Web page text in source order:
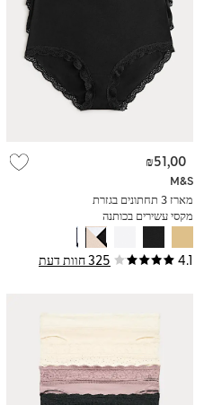
4.1 325 חוות דעת
M&S
מארז 3 תחתונים בגזרת
מקסי עשירים בכותנה
₪51,00